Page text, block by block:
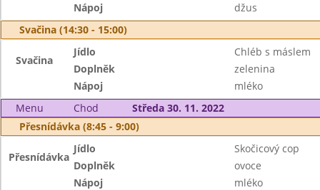
Nápoj
džus
Svačina (14:30 - 15:00)
Svačina
Jídlo
Chléb s máslem
Doplněk
zelenina
Nápoj
mléko
Menu
Chod
Středa 30. 11. 2022
Přesnídávka (8:45 - 9:00)
Přesnídávka
Jídlo
Skočicový cop
Doplněk
ovoce
Nápoj
mléko